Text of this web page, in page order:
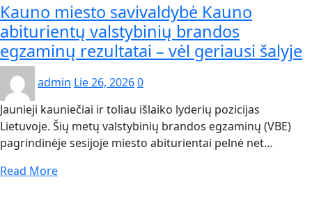
Kauno miesto savivaldybė Kauno
abiturientų valstybinių brandos
egzaminų rezultatai – vėl geriausi šalyje
admin Lie 26, 20260
Jaunieji kauniečiai ir toliau išlaiko lyderių pozicijas
Lietuvoje. Šių metų valstybinių brandos egzaminų (VBE)
pagrindinėje sesijoje miesto abiturientai pelnė net…
Read More